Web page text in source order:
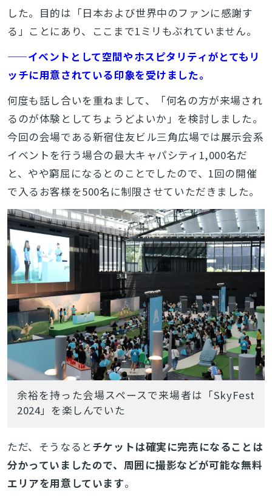
した。目的は「日本および世界中のファンに感謝す
る」ことにあり、ここまで1ミリもぶれていません。
——イベントとして空間やホスピタリティがとてもリ
ッチに用意されている印象を受けました。
何度も話し合いを重ねまして、「何名の方が来場され
るのが体験としてちょうどよいか」を検討しました。
今回の会場である新宿住友ビル三角広場では展示会系
イベントを行う場合の最大キャパシティ1,000名だ
と、やや窮屈になるとのことでしたので、1回の開催
で入るお客様を500名に制限させていただきました。
余裕を持った会場スペースで来場者は「SkyFest
2024」を楽しんでいた
ただ、そうなるとチケットは確実に完売になることは
分かっていましたので、周囲に撮影などが可能な無料
エリアを用意しています。